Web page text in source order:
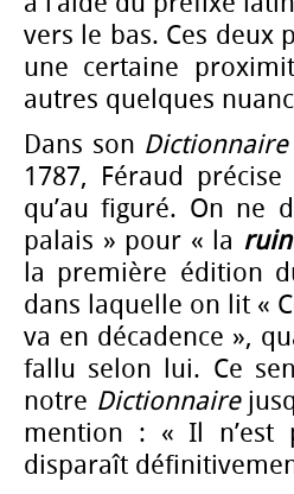
vers le bas. Ces deux
une certaine
autres quelques
Dans son
1787, Féraud
qu’au figuré. On
palais » pour « la
la première édition
dans laquelle on lit «
va en décadence »,
fallu selon lui. Ce
notre Dictionnaire
mention : « Il n’est
disparaît